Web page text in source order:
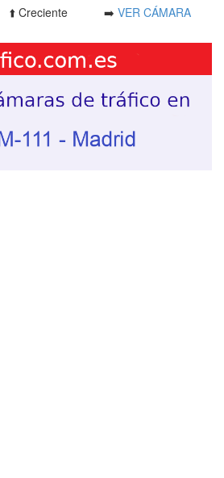
⬆️ Creciente ➡️ VER CÁMARA